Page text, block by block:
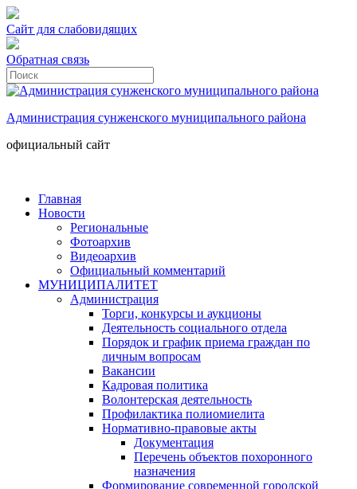
Сайт для слабовидящих
Обратная связь
Администрация сунженского муниципального района
официальный сайт
Главная
Новости
Региональные
Фотоархив
Видеоархив
Официальный комментарий
МУНИЦИПАЛИТЕТ
Администрация
Торги, конкурсы и аукционы
Деятельность социального отдела
Порядок и график приема граждан по
личным вопросам
Вакансии
Кадровая политика
Волонтерская деятельность
Профилактика полиомиелита
Нормативно-правовые акты
Документация
Перечень объектов похоронного
назначения
Формирование современной городской